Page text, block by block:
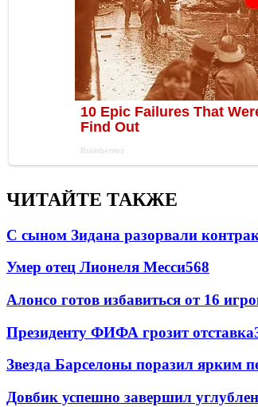
ЧИТАЙТЕ ТАКЖЕ
С сыном Зидана разорвали
Умер отец Лионеля Месси568
Алонсо готов избавиться от 16
Президенту ФИФА грозит отставка
Звезда Барселоны поразил ярким
Довбик успешно завершил